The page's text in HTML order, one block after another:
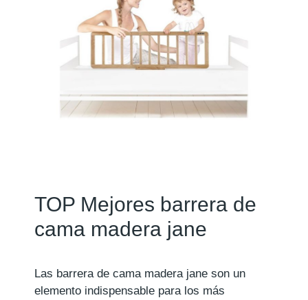
TOP Mejores barrera de
cama madera jane
Las barrera de cama madera jane son un
elemento indispensable para los más